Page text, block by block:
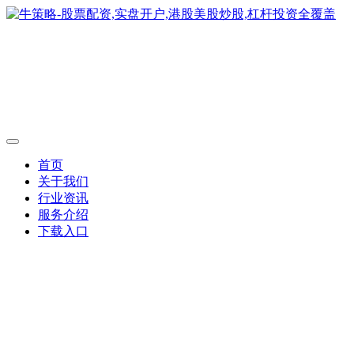
首页
关于我们
行业资讯
服务介绍
下载入口